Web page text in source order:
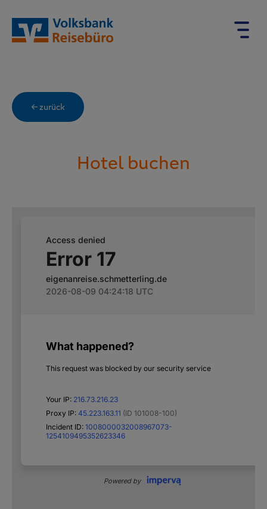
← zurück
Hotel buchen